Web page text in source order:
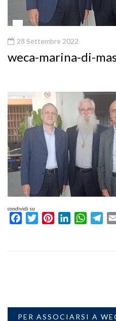
28 Settembre 2022
weca-marina-di-
condividi su
FacebookTwitterPinterestLinkedIn
PER ASSOCIARSI A